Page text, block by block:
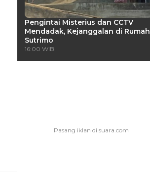
Pengintai Misterius dan CCTV
Mendadak, Kejanggalan di Rumah
Sutrimo
16:00 WIB